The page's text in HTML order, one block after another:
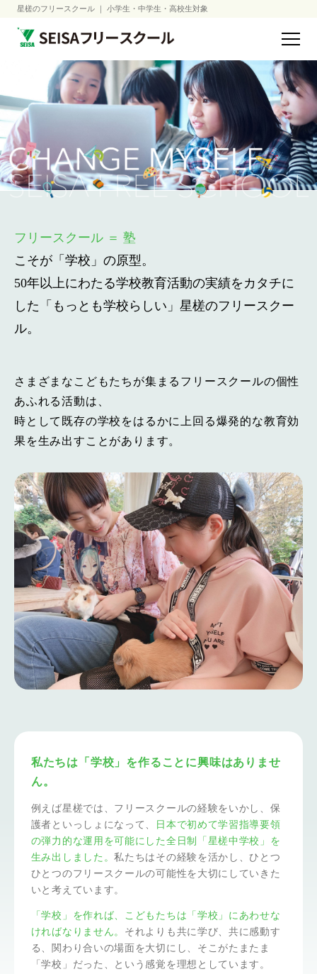
星槎のフリースクール ｜ 小学生・中学生・高校生対象
フリースクール ＝ 塾
こそが「学校」の原型。
50年以上にわたる学校教育活動の実績をカタチに
した 「もっとも学校らしい」星槎のフリースクー
ル。
さまざまなこどもたちが集まるフリースクールの個性
あふれる活動は、
時として既存の学校をはるかに上回る爆発的な教育効
果を生み出すことがあります。
私たちは「学校」を作ることに興味はありませ
ん。
例えば星槎では、フリースクールの経験をいかし、保
護者といっしょになって、
日本で初めて学習指導要領
の弾力的な運用を可能にした全日制「星槎中学校」を
生み出しました。私たちはその経験を活かし、ひとつ
ひとつのフリースクールの可能性を大切にしていきた
いと考えています。
「学校」を作れば、こどもたちは「学校」にあわせな
ければなりません。 それよりも共に学び、共に感動す
る、関わり合いの場面を大切にし、そこがたまたま
「学校」だった、という感覚を理想としています。